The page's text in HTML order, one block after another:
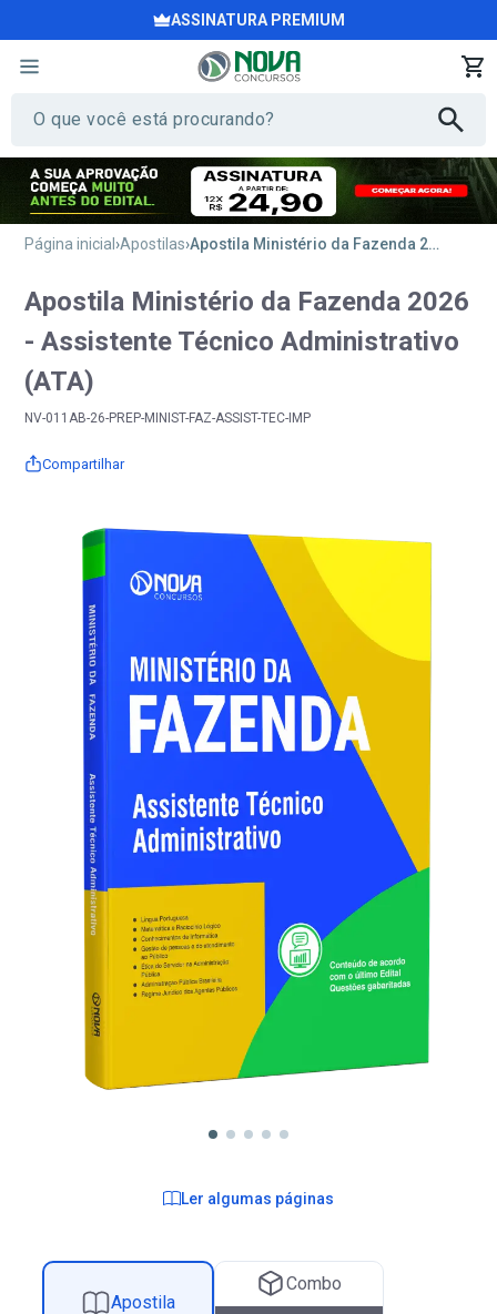
ASSINATURA PREMIUM
Página inicial Apostilas Apostila Ministério da Fazenda 2026 - Assistente Técnico Administrativo (ATA)
Ler algumas páginas
Apostila Ministério da Fazenda 2026
- Assistente Técnico Administrativo
(ATA)
NV-011AB-26-PREP-MINIST-FAZ-ASSIST-TEC-IMP
Compartilhar
Apostila
Combo